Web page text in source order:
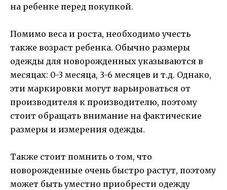
на ребенке перед покупкой.
Помимо веса и роста, необходимо учесть
также возраст ребенка. Обычно размеры
одежды для новорожденных указываются в
месяцах: 0-3 месяца, 3-6 месяцев и т.д. Однако,
эти маркировки могут варьироваться от
производителя к производителю, поэтому
стоит обращать внимание на фактические
размеры и измерения одежды.
Также стоит помнить о том, что
новорожденные очень быстро растут, поэтому
может быть уместно приобрести одежду